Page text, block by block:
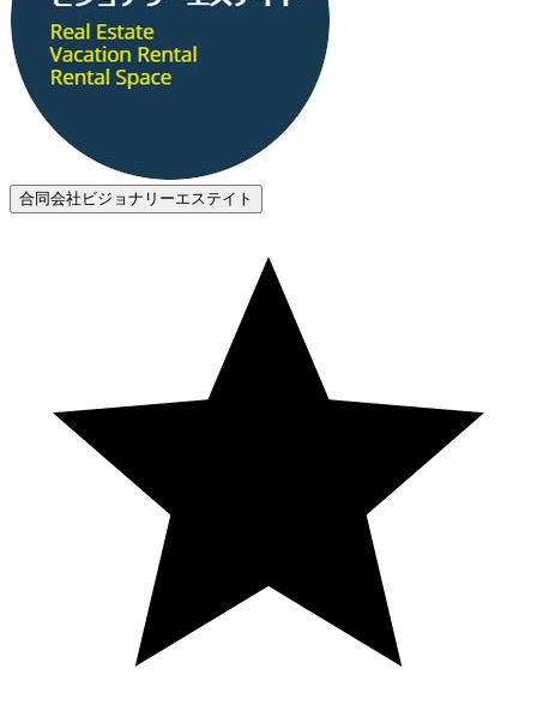
合同会社ビジョナリーエステイト